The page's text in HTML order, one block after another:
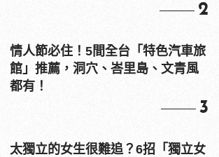
2
情人節必住！5間全台「特色汽車旅
館」推薦，洞穴、峇里島、文青風
都有！
3
太獨立的女生很難追？6招「獨立女